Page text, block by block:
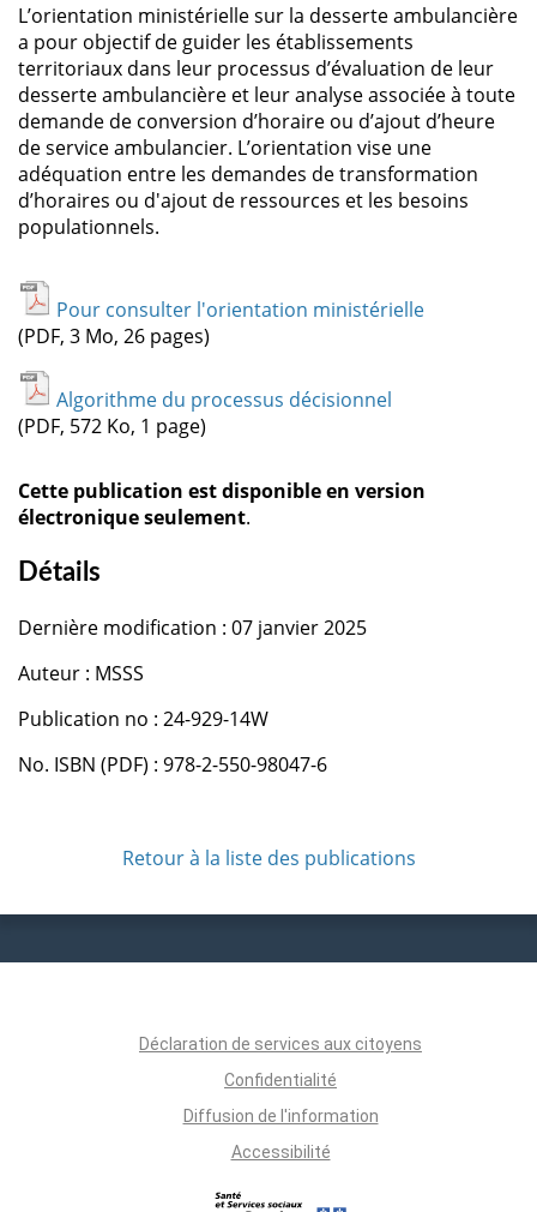
L’orientation ministérielle sur la desserte ambulancière
a pour objectif de guider les établissements
territoriaux dans leur processus d’évaluation de leur
desserte ambulancière et leur analyse associée à toute
demande de conversion d’horaire ou d’ajout d’heure
de service ambulancier. L’orientation vise une
adéquation entre les demandes de transformation
d’horaires ou d'ajout de ressources et les besoins
populationnels.
Pour consulter l'orientation ministérielle
(PDF, 3 Mo, 26 pages)
Algorithme du processus décisionnel
(PDF, 572 Ko, 1 page)
Cette publication est disponible en version
électronique seulement.
Détails
Dernière modification : 07 janvier 2025
Auteur : MSSS
Publication no : 24-929-14W
No. ISBN (PDF) : 978-2-550-98047-6
Retour à la liste des publications
Déclaration de services aux citoyens
Confidentialité
Diffusion de l'information
Accessibilité